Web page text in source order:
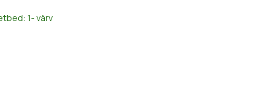
1- värv